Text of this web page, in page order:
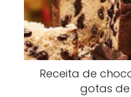
Receita de
gotas